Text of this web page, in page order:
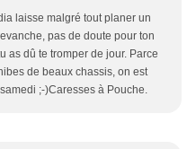
laisse malgré tout planer un
pas de doute pour ton
as dû te tromper de jour. Parce
de beaux chassis, on est
;-)Caresses à Pouche.